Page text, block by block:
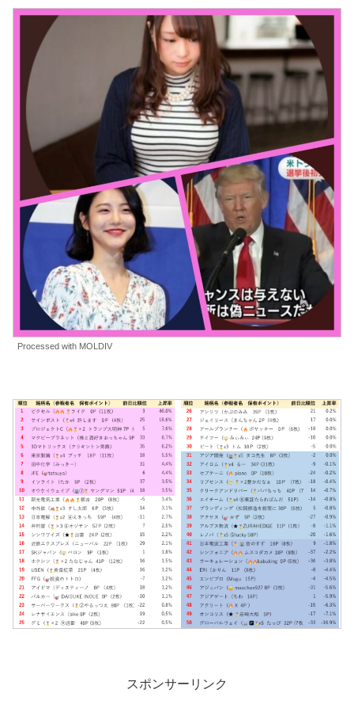
Processed with MOLDIV
スポンサーリンク